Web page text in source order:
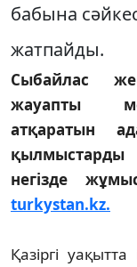
бабына
жатпайды.
Сыбайлас
жауапты
атқаратын
негізде
turkystan.kz.
Қазіргі